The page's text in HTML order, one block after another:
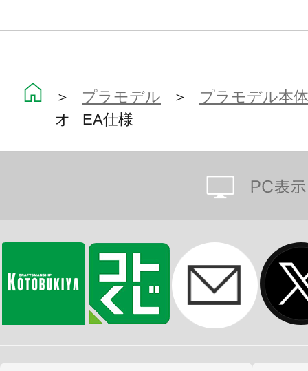
＞ プラモデル ＞ プラモデル本体
オ EA仕様